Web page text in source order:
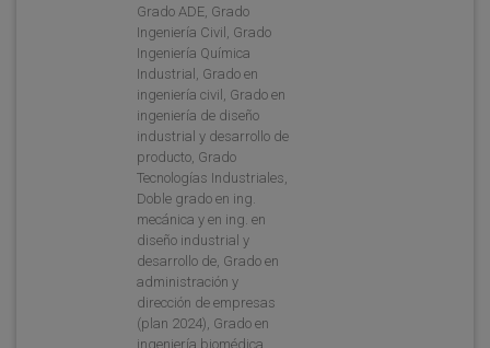
Grado ADE, Grado
Ingeniería Civil, Grado
Ingeniería Química
Industrial, Grado en
ingeniería civil, Grado en
ingeniería de diseño
industrial y desarrollo de
producto, Grado
Tecnologías Industriales,
Doble grado en ing.
mecánica y en ing. en
diseño industrial y
desarrollo de, Grado en
administración y
dirección de empresas
(plan 2024), Grado en
ingeniería biomédica,